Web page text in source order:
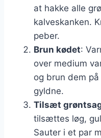
at hakke alle
kalveskanken.
peber.
Brun kødet:
over medium
og brun dem
gyldne.
Tilsæt
tilsættes løg,
Sauter i et par